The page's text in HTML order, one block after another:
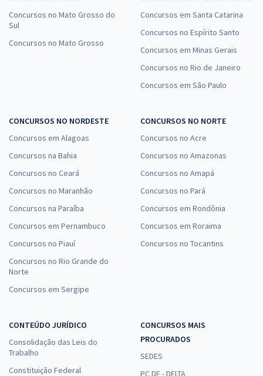
Concursos no Mato Grosso do
Sul
Concursos no Mato Grosso
Concursos em Santa Catarina
Concursos no Espírito Santo
Concursos em Minas Gerais
Concursos no Rio de Janeiro
Concursos em São Paulo
CONCURSOS NO NORDESTE
Concursos em Alagoas
Concursos na Bahia
Concursos no Ceará
Concursos no Maranhão
Concursos na Paraíba
Concursos em Pernambuco
Concursos no Piauí
Concursos no Rio Grande do
Norte
Concursos em Sergipe
CONCURSOS NO NORTE
Concursos no Acre
Concursos no Amazonas
Concursos no Amapá
Concursos no Pará
Concursos em Rondônia
Concursos em Roraima
Concursos no Tocantins
CONTEÚDO JURÍDICO
Consolidação das Leis do
Trabalho
Constituição Federal
CONCURSOS MAIS
PROCURADOS
SEDES
PC DF - DELTA